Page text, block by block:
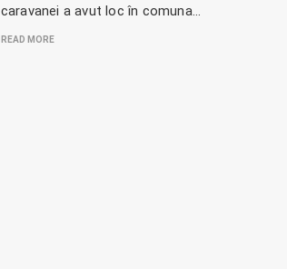
caravanei a avut loc în comuna…
READ MORE